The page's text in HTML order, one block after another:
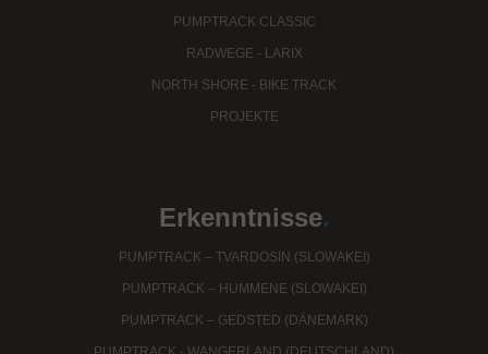
PUMPTRACK CLASSIC
RADWEGE - LARIX
NORTH SHORE - BIKE TRACK
PROJEKTE
Erkenntnisse.
PUMPTRACK – TVARDOSIN (SLOWAKEI)
PUMPTRACK – HUMMENE (SLOWAKEI)
PUMPTRACK – GEDSTED (DÄNEMARK)